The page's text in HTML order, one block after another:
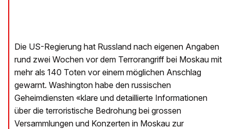
Die US-Regierung hat Russland nach eigenen Angaben
rund zwei Wochen vor dem Terrorangriff bei Moskau mit
mehr als 140 Toten vor einem möglichen Anschlag
gewarnt. Washington habe den russischen
Geheimdiensten «klare und detaillierte Informationen
über die terroristische Bedrohung bei grossen
Versammlungen und Konzerten in Moskau zur